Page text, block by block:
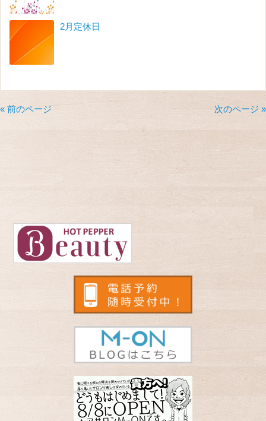
2月定休日
« 前のページ 次のページ »